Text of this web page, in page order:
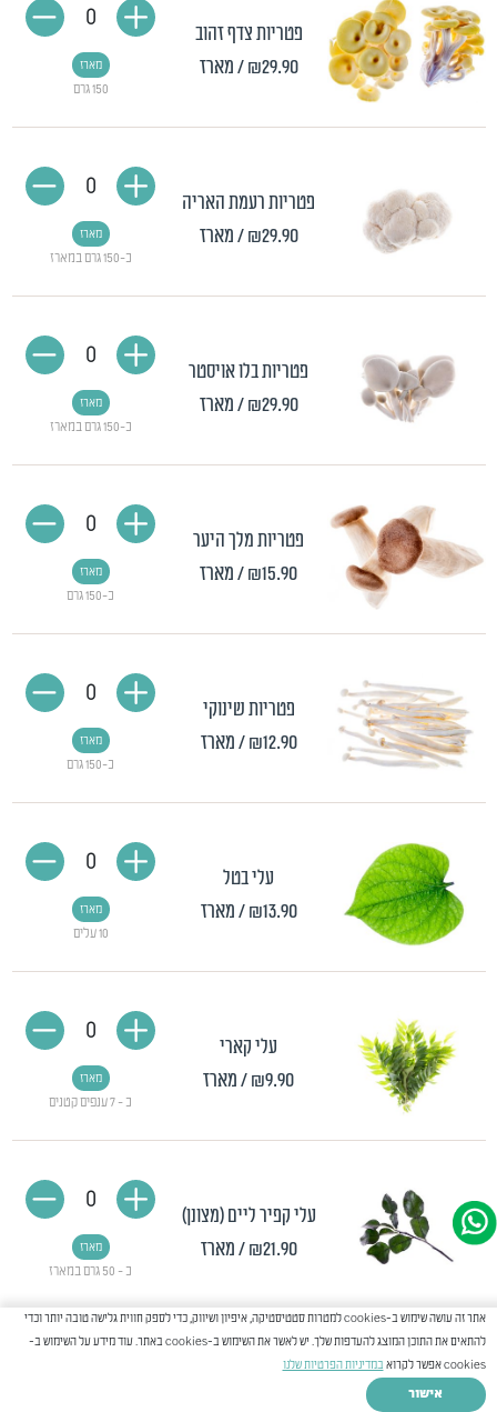
פטריות צדף זהוב
₪29.90 / מארז
150 גרם
מארז
0
פטריות רעמת האריה
₪29.90 / מארז
כ-150 גרם במארז
מארז
0
פטריות בלו אויסטר
₪29.90 / מארז
כ-150 גרם במארז
מארז
0
פטריות מלך היער
₪15.90/ מארז
כ-150 גרם
מארז
0
פטריות שינוקי
₪12.90 / מארז
כ-150 גרם
מארז
0
עלי בטל
₪13.90 / מארז
10 עלים
מארז
0
עלי קארי
₪9.90/ מארז
כ - 7 ענפים קטנים
מארז
0
עלי קפיר ליים (מצונן)
₪21.90 / מארז
כ - 50 גרם במארז
מארז
0
אתר זה עושה שימוש ב-cookies למטרות סטטיסטיקה, איפיון ושיווק, כדי לספק חווית גלישה טובה יותר וכדי
להתאים את התוכן המוצג להעדפות שלך. יש לאשר את השימוש ב-cookies באתר. עוד מידע על השימוש ב-
cookies אפשר לקרוא
במדיניות הפרטיות שלנו
אישור